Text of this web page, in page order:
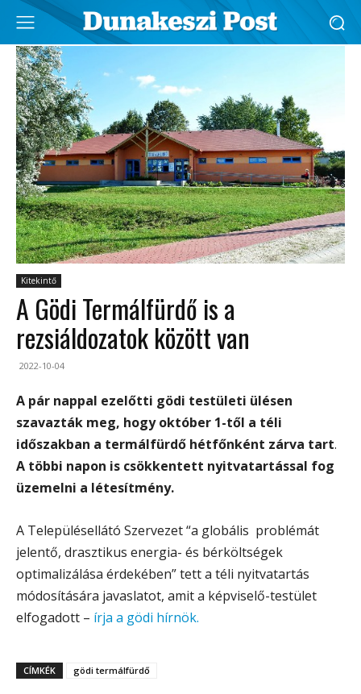
Kitekintő
A Gödi Termálfürdő is a
rezsiáldozatok között van
2022-10-04
A pár nappal ezelőtti gödi testületi ülésen
szavazták meg, hogy október 1-től a téli
időszakban a termálfürdő hétfőnként zárva tart.
A többi napon is csökkentett nyitvatartással fog
üzemelni a létesítmény.
A Településellátó Szervezet “a globális problémát
jelentő, drasztikus energia- és bérköltségek
optimalizálása érdekében” tett a téli nyitvatartás
módosítására javaslatot, amit a képviselő-testület
elfogadott – írja a gödi hírnök.
CÍMKÉK gödi termálfürdő